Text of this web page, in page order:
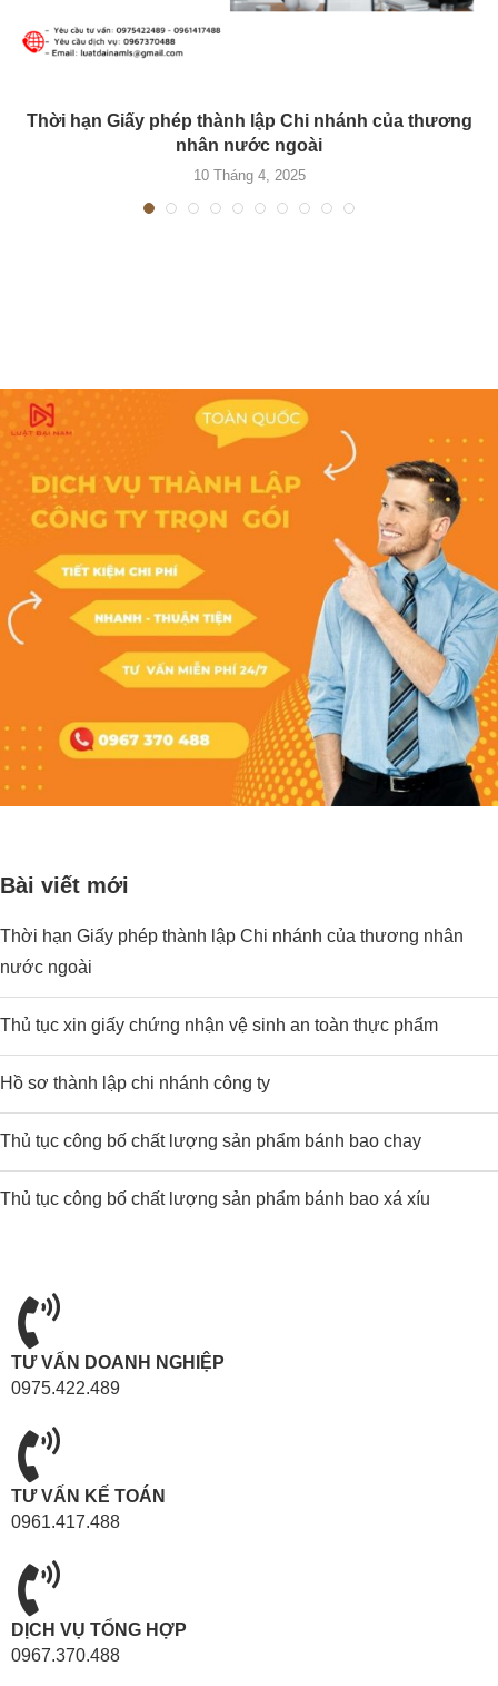
Thời hạn Giấy phép thành lập Chi nhánh của thương
nhân nước ngoài
10 Tháng 4, 2025
Bài viết mới
Thời hạn Giấy phép thành lập Chi nhánh của thương nhân
nước ngoài
Thủ tục xin giấy chứng nhận vệ sinh an toàn thực phẩm
Hồ sơ thành lập chi nhánh công ty
Thủ tục công bố chất lượng sản phẩm bánh bao chay
Thủ tục công bố chất lượng sản phẩm bánh bao xá xíu
TƯ VẤN DOANH NGHIỆP
0975.422.489
TƯ VẤN KẾ TOÁN
0961.417.488
DỊCH VỤ TỔNG HỢP
0967.370.488